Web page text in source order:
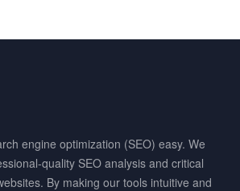
engine optimization (SEO) easy. We
quality SEO analysis and critical
By making our tools intuitive and